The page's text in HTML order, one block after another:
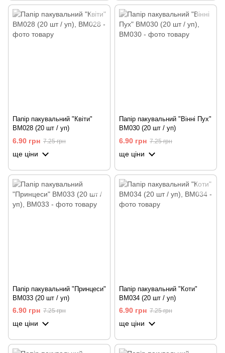
Папір пакувальний "Квіти"
BM028 (20 шт / уп)
6.90 грн 7.25 грн
ще ціни
Папір пакувальний "Вінні Пух"
BM030 (20 шт / уп)
6.90 грн 7.25 грн
ще ціни
Папір пакувальний "Принцеси"
BM033 (20 шт / уп)
6.90 грн 7.25 грн
ще ціни
Папір пакувальний "Коти"
BM034 (20 шт / уп)
6.90 грн 7.25 грн
ще ціни